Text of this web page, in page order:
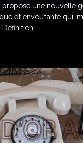
propose une nouvelle
et envoutante qui